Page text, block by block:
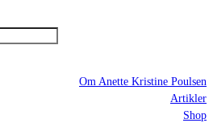
Om Anette Kristine Poulsen
Artikler
Shop